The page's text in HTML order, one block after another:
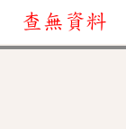
查無資料